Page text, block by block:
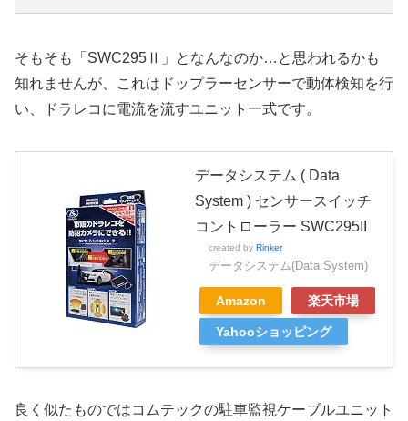
そもそも「SWC295Ⅱ」となんなのか…と思われるかも
知れませんが、これはドップラーセンサーで動体検知を行
い、ドラレコに電流を流すユニット一式です。
データシステム ( Data
System ) センサースイッチ
コントローラー SWC295II
created by Rinker
データシステム(Data System)
Amazon 楽天市場
Yahooショッピング
良く似たものではコムテックの駐車監視ケーブルユニット